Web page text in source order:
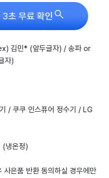
초 무료 확인 
김민* (앞두글자) / 송파 or
자)
/ 쿠쿠 인스퓨어 정수기 / LG
(냉온정)
은품 반환 동의하실 경우에만